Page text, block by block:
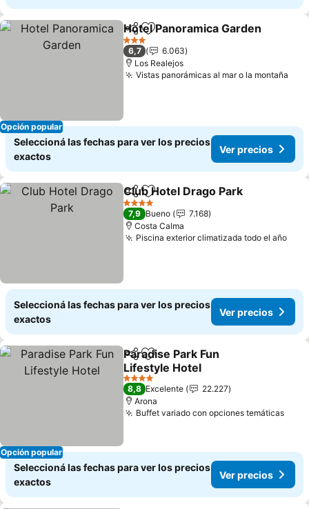
Opción popular
CompartirAñadir a favoritos
Hotel Panoramica Garden
3 Estrellas
6,7
6.063
Los Realejos
Vistas panorámicas al mar o la montaña
Seleccioná las fechas para ver los precios
exactos
Ver precios
CompartirAñadir a favoritos
Club Hotel Drago Park
4 Estrellas
7,9 Bueno
7.168
Costa Calma
Piscina exterior climatizada todo el añoVer
Seleccioná las fechas para ver los precios
exactos
Ver precios
Opción popular
CompartirAñadir a favoritos
Paradise Park Fun
Lifestyle Hotel
Ver precios
4 Estrellas
8,8 Excelente
22.227
Arona
Buffet variado con opciones temáticasVer
Seleccioná las fechas para ver los precios
exactos
Ver precios